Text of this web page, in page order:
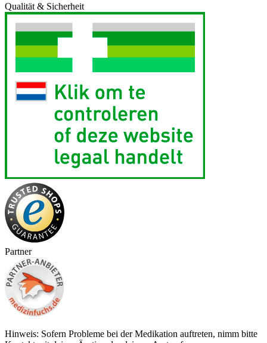
Qualität & Sicherheit
Partner
Hinweis: Sofern Probleme bei der Medikation auftreten, nimm bitte